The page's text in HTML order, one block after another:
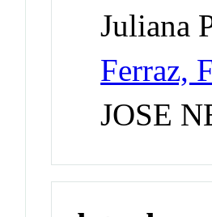
Juliana
Ferraz,
JOSE